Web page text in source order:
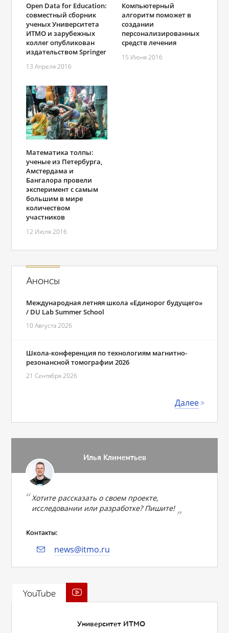
Open Data for Education:
совместный сборник
ученых Университета
ИТМО и зарубежных
коллег опубликован
издательством Springer
13 Апреля 2016
Компьютерный
алгоритм поможет в
создании
персонализированных
средств лечения
15 Июня 2016
Математика толпы:
ученые из Петербурга,
Амстердама и
Бангалора провели
эксперимент с самым
большим в мире
количеством
участников
12 Июля 2016
Анонсы
Международная летняя школа «Единорог будущего»
/ DU Lab Summer School
10 Августа 2026
Школа-конференция по технологиям магнитно-
резонансной томографии 2026
21 Сентября 2026
Далее
Илья Климентьев
Хотите рассказать о своем проекте,
исследовании или разработке? Пишите!
Контакты:
news@itmo.ru
YouTube
Университет ИТМО